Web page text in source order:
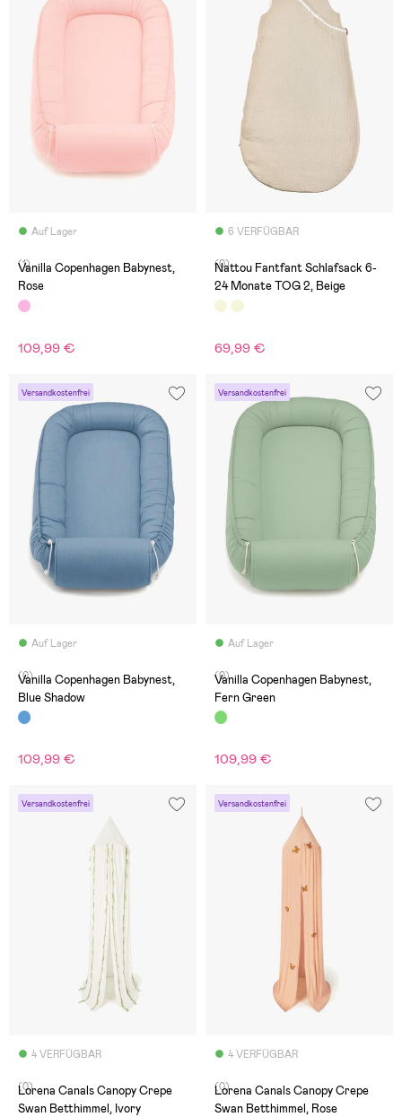
Auf Lager
(1)
Vanilla Copenhagen Babynest,
Rose
109,99 €
6 VERFÜGBAR
(0)
Nattou Fantfant Schlafsack 6-
24 Monate TOG 2, Beige
69,99 €
Versandkostenfrei
Auf Lager
(0)
Vanilla Copenhagen Babynest,
Blue Shadow
109,99 €
Versandkostenfrei
Auf Lager
(0)
Vanilla Copenhagen Babynest,
Fern Green
109,99 €
Versandkostenfrei
4 VERFÜGBAR
(0)
Lorena Canals Canopy Crepe
Swan Betthimmel, Ivory
Versandkostenfrei
4 VERFÜGBAR
(0)
Lorena Canals Canopy Crepe
Swan Betthimmel, Rose